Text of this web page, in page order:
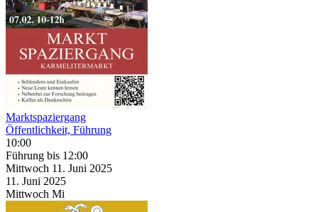
Marktspaziergang
Öffentlichkeit, Führung
10:00
Führung bis 12:00
Mittwoch 11. Juni 2025
11. Juni 2025
Mittwoch Mi